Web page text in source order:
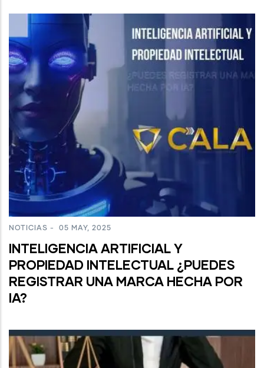
NOTICIAS - 05 MAY, 2025
INTELIGENCIA ARTIFICIAL Y
PROPIEDAD INTELECTUAL ¿PUEDES
REGISTRAR UNA MARCA HECHA POR
IA?